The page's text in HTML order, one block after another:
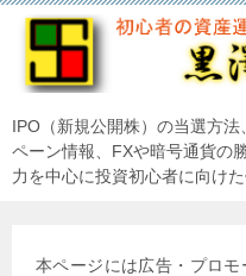
IPO（新規公開株）の当選方
ペーン情報、FXや暗号通貨の
力を中心に投資初心者に向け
本ページには広告・プロ